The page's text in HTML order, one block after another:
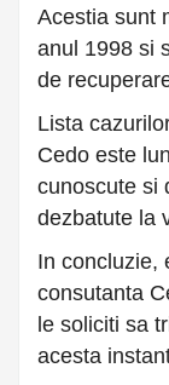
Acestia sunt
anul 1998 si
de
Lista
Cedo este
cunoscute si
dezbatute la
In concluzie,
consutanta
le soliciti sa
acesta